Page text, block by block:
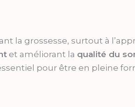
la grossesse, surtout à
et améliorant la qualité du
pour être en pleine